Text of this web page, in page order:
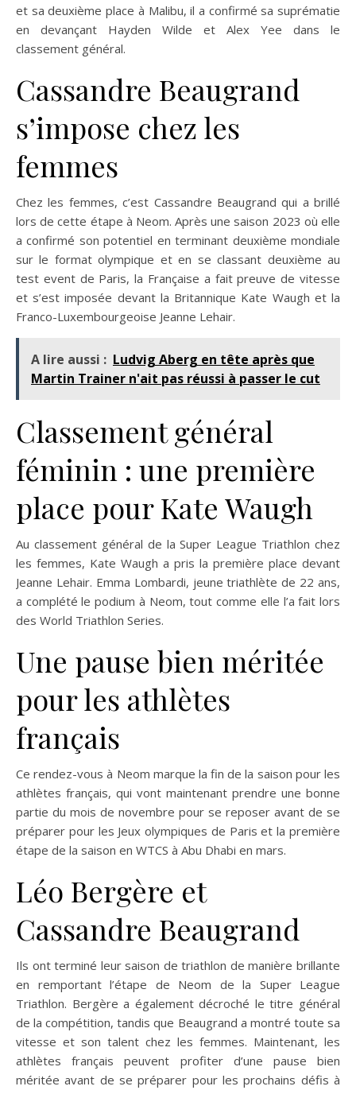
et sa deuxième place à Malibu, il a confirmé sa suprématie
en devançant Hayden Wilde et Alex Yee dans le
classement général.
Cassandre Beaugrand
s’impose chez les
femmes
Chez les femmes, c’est Cassandre Beaugrand qui a brillé
lors de cette étape à Neom. Après une saison 2023 où elle
a confirmé son potentiel en terminant deuxième mondiale
sur le format olympique et en se classant deuxième au
test event de Paris, la Française a fait preuve de vitesse
et s’est imposée devant la Britannique Kate Waugh et la
Franco-Luxembourgeoise Jeanne Lehair.
A lire aussi : Ludvig Aberg en tête après que
Martin Trainer n'ait pas réussi à passer le cut
Classement général
féminin : une première
place pour Kate Waugh
Au classement général de la Super League Triathlon chez
les femmes, Kate Waugh a pris la première place devant
Jeanne Lehair. Emma Lombardi, jeune triathlète de 22 ans,
a complété le podium à Neom, tout comme elle l’a fait lors
des World Triathlon Series.
Une pause bien méritée
pour les athlètes
français
Ce rendez-vous à Neom marque la fin de la saison pour les
athlètes français, qui vont maintenant prendre une bonne
partie du mois de novembre pour se reposer avant de se
préparer pour les Jeux olympiques de Paris et la première
étape de la saison en WTCS à Abu Dhabi en mars.
Léo Bergère et
Cassandre Beaugrand
Ils ont terminé leur saison de triathlon de manière brillante
en remportant l’étape de Neom de la Super League
Triathlon. Bergère a également décroché le titre général
de la compétition, tandis que Beaugrand a montré toute sa
vitesse et son talent chez les femmes. Maintenant, les
athlètes français peuvent profiter d’une pause bien
méritée avant de se préparer pour les prochains défis à